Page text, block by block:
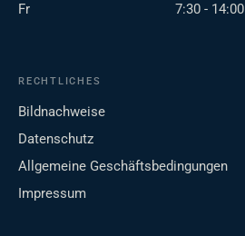
Fr
7:30 - 14:00
RECHTLICHES
Bildnachweise
Datenschutz
Allgemeine Geschäftsbedingungen
Impressum